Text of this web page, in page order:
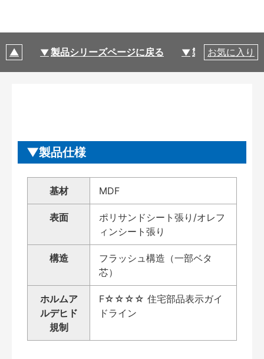
製品シリーズページに戻る 製品仕様
お気に入り
製品仕様
基材 MDF
表面
ポリサンドシート張り/オレフ
ィンシート張り
構造
フラッシュ構造（一部ベタ
芯）
ホルムア
ルデヒド
規制
F☆☆☆☆ 住宅部品表示ガイ
ドライン